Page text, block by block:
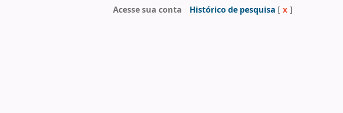
Acesse sua conta Histórico de pesquisa [ x ]